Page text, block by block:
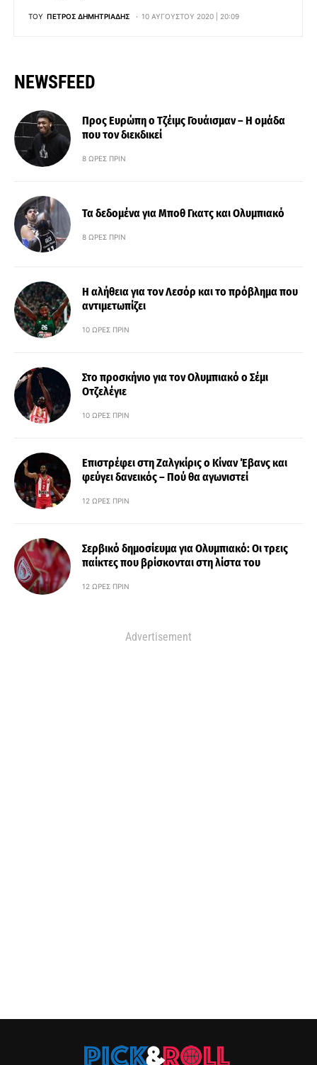
ΤΟΥ ΠΈΤΡΟΣ ΔΗΜΗΤΡΙΆΔΗΣ 10 ΑΥΓΟΎΣΤΟΥ 2020 | 20:09
NEWSFEED
Προς Ευρώπη ο Τζέιμς Γουάισμαν – Η ομάδα
που τον διεκδικεί
8 ΏΡΕΣ ΠΡΙΝ
Τα δεδομένα για Μποθ Γκατς και Ολυμπιακό
8 ΏΡΕΣ ΠΡΙΝ
Η αλήθεια για τον Λεσόρ και το πρόβλημα που
αντιμετωπίζει
10 ΏΡΕΣ ΠΡΙΝ
Στο προσκήνιο για τον Ολυμπιακό ο Σέμι
Οτζελέγιε
10 ΏΡΕΣ ΠΡΙΝ
Επιστρέφει στη Ζαλγκίρις ο Κίναν Έβανς και
φεύγει δανεικός – Πού θα αγωνιστεί
12 ΏΡΕΣ ΠΡΙΝ
Σερβικό δημοσίευμα για Ολυμπιακό: Οι τρεις
παίκτες που βρίσκονται στη λίστα του
12 ΏΡΕΣ ΠΡΙΝ
Advertisement